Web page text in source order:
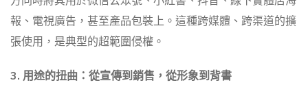
報、電視廣告，甚至產品包裝上。這種跨媒體、跨渠道的擴
張使用，是典型的超範圍侵權。
3. 用途的扭曲：從宣傳到銷售，從形象到背書